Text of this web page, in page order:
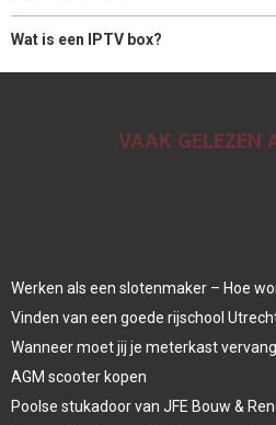
Wat is een IPTV box?
VAAK GELEZEN
Werken als een slotenmaker – Hoe
Vinden van een goede rijschool
Wanneer moet jij je meterkast
AGM scooter kopen
Poolse stukadoor van JFE Bouw &